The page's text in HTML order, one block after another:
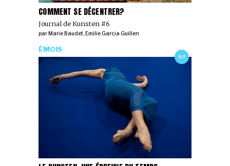
COMMENT SE DÉCENTRER?
Journal de Kunsten #6
par Marie Baudet, Emilie Garcia Guillen
5/7
ÉMOIS